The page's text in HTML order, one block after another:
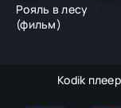
Рояль в лесу
(фильм)
Kodik плеер